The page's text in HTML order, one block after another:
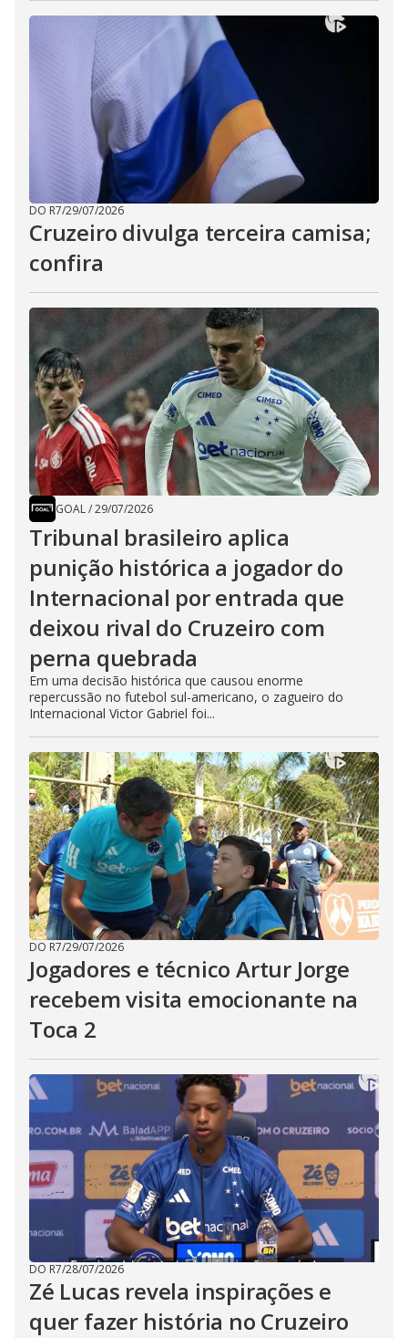
DO R7/29/07/2026
Cruzeiro divulga terceira camisa;
confira
GOAL/29/07/2026
Tribunal brasileiro aplica
punição histórica a jogador do
Internacional por entrada que
deixou rival do Cruzeiro com
perna quebrada
Em uma decisão histórica que causou enorme
repercussão no futebol sul-americano, o zagueiro do
Internacional Victor Gabriel foi...
DO R7/29/07/2026
Jogadores e técnico Artur Jorge
recebem visita emocionante na
Toca 2
DO R7/28/07/2026
Zé Lucas revela inspirações e
quer fazer história no Cruzeiro